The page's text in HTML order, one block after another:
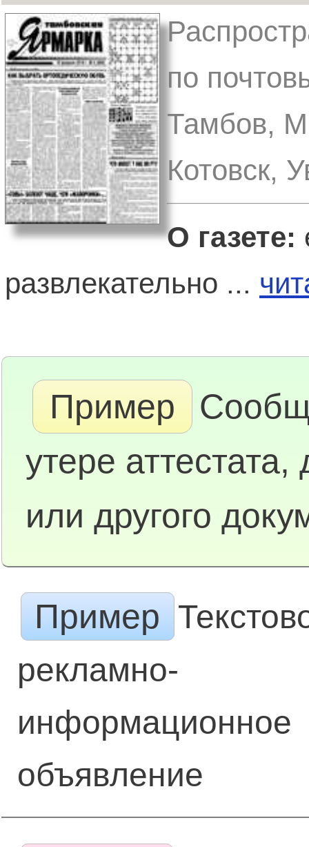
по
Тамбов,
Котовск,
О газете:
развлекательно ...
Пример
утере
или другого
Пример
рекламно-
информационное
объявление